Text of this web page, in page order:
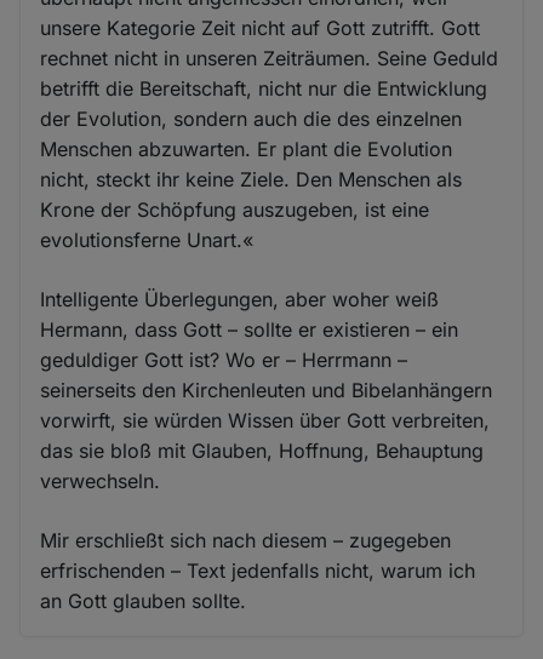
unsere Kategorie Zeit nicht auf Gott zutrifft. Gott
rechnet nicht in unseren Zeiträumen. Seine Geduld
betrifft die Bereitschaft, nicht nur die Entwicklung
der Evolution, sondern auch die des einzelnen
Menschen abzuwarten. Er plant die Evolution
nicht, steckt ihr keine Ziele. Den Menschen als
Krone der Schöpfung auszugeben, ist eine
evolutionsferne Unart.«
Intelligente Überlegungen, aber woher weiß
Hermann, dass Gott – sollte er existieren – ein
geduldiger Gott ist? Wo er – Herrmann –
seinerseits den Kirchenleuten und Bibelanhängern
vorwirft, sie würden Wissen über Gott verbreiten,
das sie bloß mit Glauben, Hoffnung, Behauptung
verwechseln.
Mir erschließt sich nach diesem – zugegeben
erfrischenden – Text jedenfalls nicht, warum ich
an Gott glauben sollte.